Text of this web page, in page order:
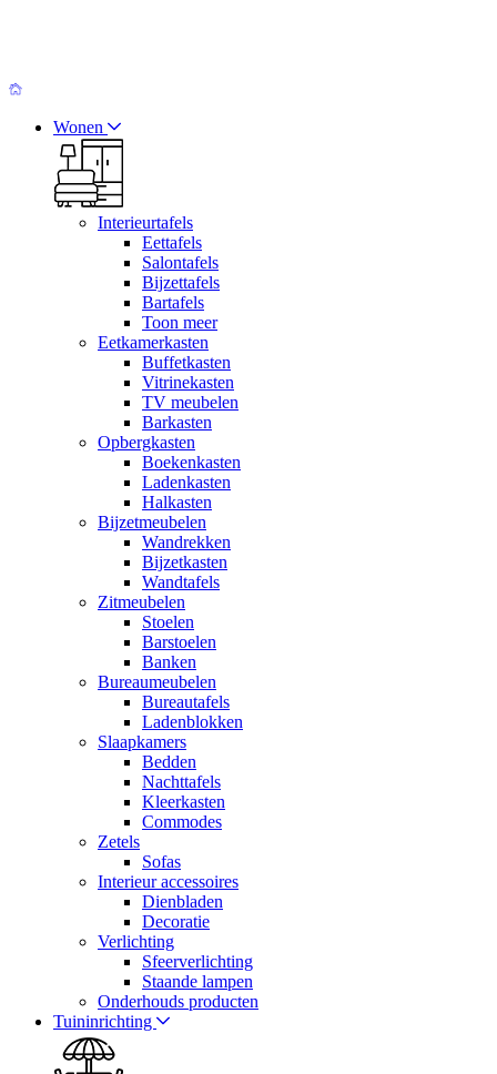
Wonen
Interieurtafels
Eettafels
Salontafels
Bijzettafels
Bartafels
Toon meer
Eetkamerkasten
Buffetkasten
Vitrinekasten
TV meubelen
Barkasten
Opbergkasten
Boekenkasten
Ladenkasten
Halkasten
Bijzetmeubelen
Wandrekken
Bijzetkasten
Wandtafels
Zitmeubelen
Stoelen
Barstoelen
Banken
Bureaumeubelen
Bureautafels
Ladenblokken
Slaapkamers
Bedden
Nachttafels
Kleerkasten
Commodes
Zetels
Sofas
Interieur accessoires
Dienbladen
Decoratie
Verlichting
Sfeerverlichting
Staande lampen
Onderhouds producten
Tuininrichting